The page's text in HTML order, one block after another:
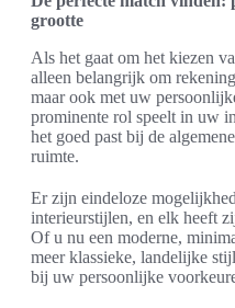
grootte
Als het gaat om het kiezen
alleen belangrijk om
maar ook met uw
prominente rol speelt in uw
het goed past bij de
ruimte.
Er zijn eindeloze
interieurstijlen, en elk heeft
Of u nu een moderne,
meer klassieke, landelijke
bij uw persoonlijke